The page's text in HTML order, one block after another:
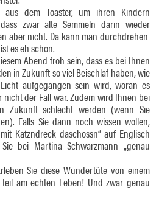
dem Toaster, um ihren Kindern
zwar alte Semmeln darin wieder
aber nicht. Da kann man durchdrehen
es eh schon.
Abend froh sein, dass es bei Ihnen
in Zukunft so viel Beischlaf haben, wie
aufgegangen sein wird, woran es
der Fall war. Zudem wird Ihnen bei
Zukunft schlecht werden (wenn Sie
Falls Sie dann noch wissen wollen,
Katzndreck daschossn“ auf Englisch
bei Martina Schwarzmann „genau
Sie diese Wundertüte von einem
am echten Leben! Und zwar genau